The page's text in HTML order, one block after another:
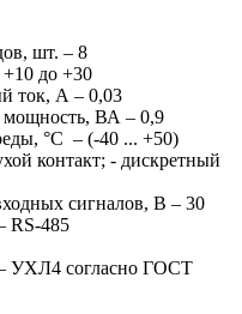
шт. – 8
до +30
ток, А – 0,03
мощность, ВА – 0,9
°С – (-40 ... +50)
контакт; - дискретный
сигналов, В – 30
RS-485
УХЛ4 согласно ГОСТ